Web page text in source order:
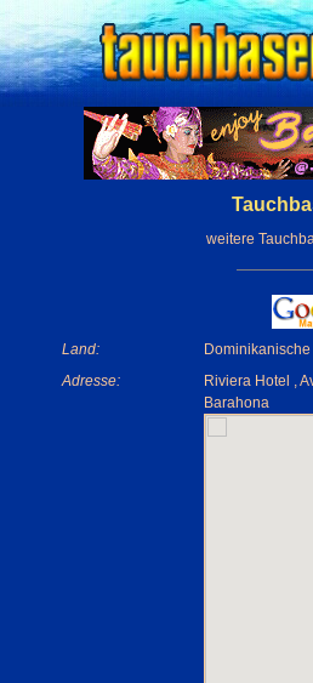
weitere
Land:
Adresse:
Riviera Hotel ,
Barahona